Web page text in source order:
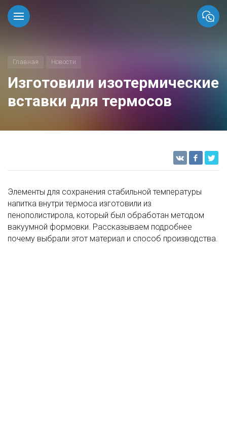
Главная Новости
Изготовили изотермические
вставки для термосов
Элементы для сохранения стабильной температуры
напитка внутри термоса изготовили из
пенополистирола, который был обработан методом
вакуумной формовки. Рассказываем подробнее
почему выбрали этот материал и способ производства.